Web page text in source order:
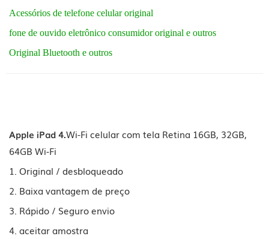
Acessórios de telefone celular original
fone de ouvido eletrônico consumidor original e outros
Original Bluetooth e outros
Apple iPad 4.Wi-Fi celular com tela Retina 16GB, 32GB,
64GB Wi-Fi
1. Original / desbloqueado
2. Baixa vantagem de preço
3. Rápido / Seguro envio
4. aceitar amostra